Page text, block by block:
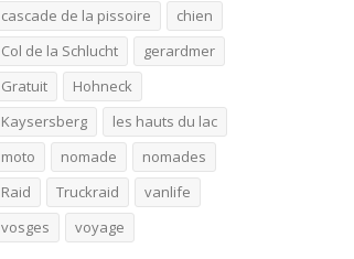
cascade de la pissoire
chien
Col de la Schlucht
gerardmer
Gratuit
Hohneck
Kaysersberg
les hauts du lac
moto
nomade
nomades
Raid
Truckraid
vanlife
vosges
voyage